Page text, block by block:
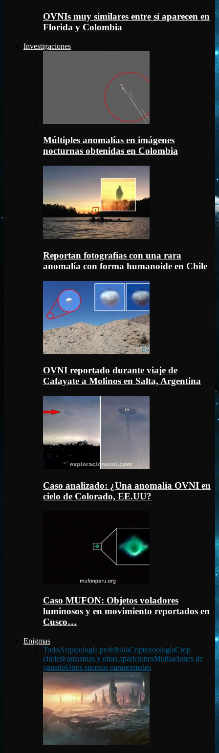
OVNIs muy similares entre sí aparecen en
Florida y Colombia
Investigaciones
Múltiples anomalías en imágenes
nocturnas obtenidas en Colombia
Reportan fotografías con una rara
anomalía con forma humanoide en Chile
OVNI reportado durante viaje de
Cafayate a Molinos en Salta, Argentina
Caso analizado: ¿Una anomalía OVNI en
cielo de Colorado, EE.UU?
Caso MUFON: Objetos voladores
luminosos y en movimiento reportados en
Cusco…
Enigmas
TodoArqueología prohibidaCriptozoologíaCrop
circlesFantasmas y otras aparicionesMutilaciones de
ganadoOtros sucesos paranormales